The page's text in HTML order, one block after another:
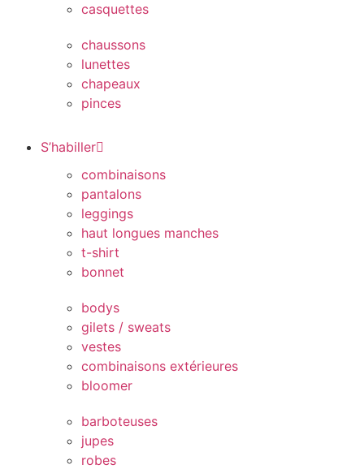
casquettes
chaussons
lunettes
chapeaux
pinces
S’habiller
combinaisons
pantalons
leggings
haut longues manches
t-shirt
bonnet
bodys
gilets / sweats
vestes
combinaisons extérieures
bloomer
barboteuses
jupes
robes